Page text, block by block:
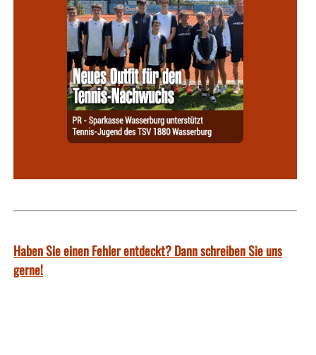
Haben Sie einen Fehler entdeckt? Dann schreiben Sie uns
gerne!